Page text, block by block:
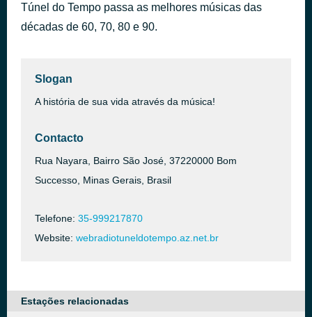
You're Still The One
Shania Twain
há 41 minutos
Túnel do Tempo passa as melhores músicas das
décadas de 60, 70, 80 e 90.
Slogan
A história de sua vida através da música!
Contacto
Rua Nayara, Bairro São José, 37220000 Bom
Successo, Minas Gerais, Brasil
Telefone: 35-999217870
Website: webradiotuneldotempo.az.net.br
Estações relacionadas